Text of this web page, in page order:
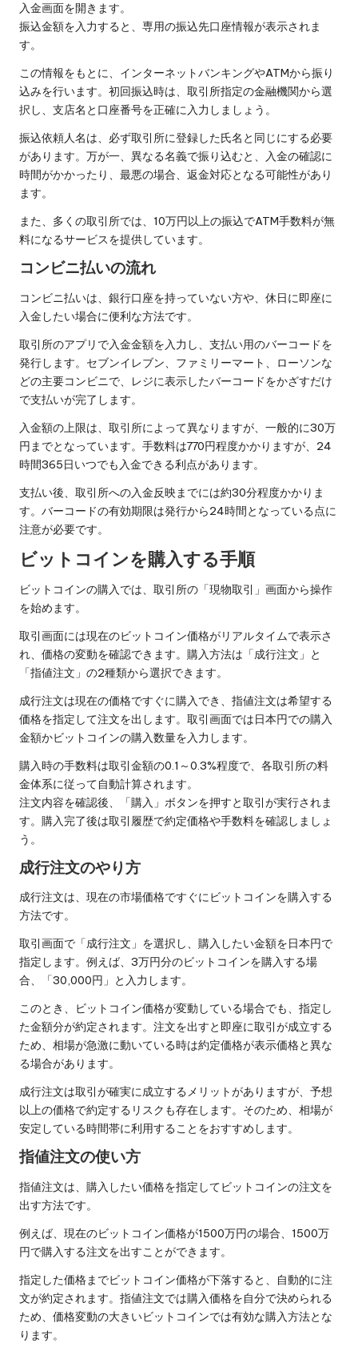
入金画面を開きます。
振込金額を入力すると、専用の振込先口座情報が表示されま
す。
この情報をもとに、インターネットバンキングやATMから振り
込みを行います。初回振込時は、取引所指定の金融機関から選
択し、支店名と口座番号を正確に入力しましょう。
振込依頼人名は、必ず取引所に登録した氏名と同じにする必要
があります。万が一、異なる名義で振り込むと、入金の確認に
時間がかかったり、最悪の場合、返金対応となる可能性があり
ます。
また、多くの取引所では、10万円以上の振込でATM手数料が無
料になるサービスを提供しています。
コンビニ払いの流れ
コンビニ払いは、銀行口座を持っていない方や、休日に即座に
入金したい場合に便利な方法です。
取引所のアプリで入金金額を入力し、支払い用のバーコードを
発行します。セブンイレブン、ファミリーマート、ローソンな
どの主要コンビニで、レジに表示したバーコードをかざすだけ
で支払いが完了します。
入金額の上限は、取引所によって異なりますが、一般的に30万
円までとなっています。手数料は770円程度かかりますが、24
時間365日いつでも入金できる利点があります。
支払い後、取引所への入金反映までには約30分程度かかりま
す。バーコードの有効期限は発行から24時間となっている点に
注意が必要です。
ビットコインを購入する手順
ビットコインの購入では、取引所の「現物取引」画面から操作
を始めます。
取引画面には現在のビットコイン価格がリアルタイムで表示さ
れ、価格の変動を確認できます。購入方法は「成行注文」と
「指値注文」の2種類から選択できます。
成行注文は現在の価格ですぐに購入でき、指値注文は希望する
価格を指定して注文を出します。取引画面では日本円での購入
金額かビットコインの購入数量を入力します。
購入時の手数料は取引金額の0.1～0.3%程度で、各取引所の料
金体系に従って自動計算されます。
注文内容を確認後、「購入」ボタンを押すと取引が実行されま
す。購入完了後は取引履歴で約定価格や手数料を確認しましょ
う。
成行注文のやり方
成行注文は、現在の市場価格ですぐにビットコインを購入する
方法です。
取引画面で「成行注文」を選択し、購入したい金額を日本円で
指定します。例えば、3万円分のビットコインを購入する場
合、「30,000円」と入力します。
このとき、ビットコイン価格が変動している場合でも、指定し
た金額分が約定されます。注文を出すと即座に取引が成立する
ため、相場が急激に動いている時は約定価格が表示価格と異な
る場合があります。
成行注文は取引が確実に成立するメリットがありますが、予想
以上の価格で約定するリスクも存在します。そのため、相場が
安定している時間帯に利用することをおすすめします。
指値注文の使い方
指値注文は、購入したい価格を指定してビットコインの注文を
出す方法です。
例えば、現在のビットコイン価格が1500万円の場合、1500万
円で購入する注文を出すことができます。
指定した価格までビットコイン価格が下落すると、自動的に注
文が約定されます。指値注文では購入価格を自分で決められる
ため、価格変動の大きいビットコインでは有効な購入方法とな
ります。